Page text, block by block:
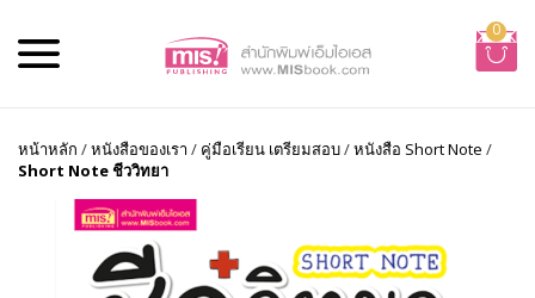
0
หน้าหลัก /หนังสือของเรา / คู่มือเรียน เตรียมสอบ/หนังสือ Short Note /
Short Note ชีววิทยา